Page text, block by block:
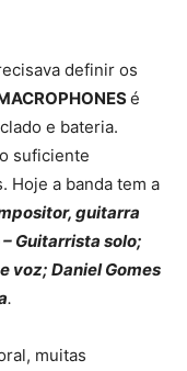
definir os
é
e bateria.
suficiente
Hoje a banda tem a
guitarra
Guitarrista solo;
voz; Daniel Gomes
.
muitas